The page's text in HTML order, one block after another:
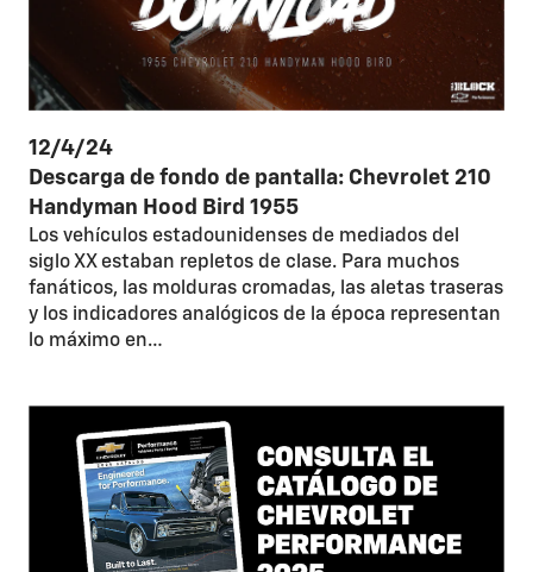
12/4/24
Descarga de fondo de pantalla: Chevrolet 210
Handyman Hood Bird 1955
Los vehículos estadounidenses de mediados del
siglo XX estaban repletos de clase. Para muchos
fanáticos, las molduras cromadas, las aletas traseras
y los indicadores analógicos de la época representan
lo máximo en…